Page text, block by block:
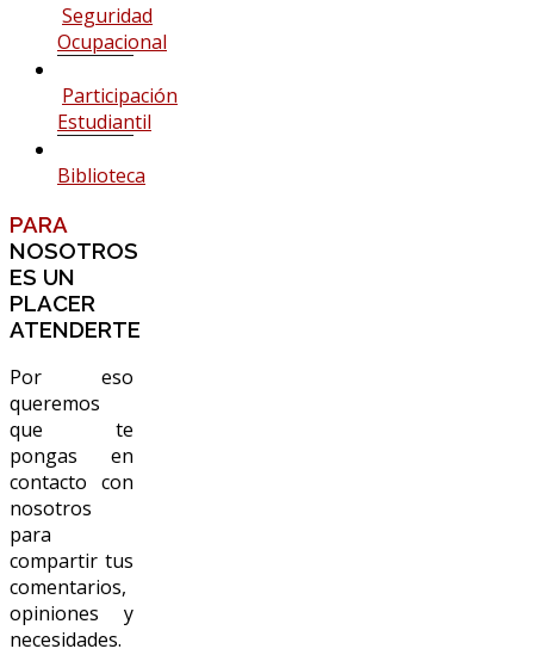
Seguridad
Ocupacional
Participación
Estudiantil
Biblioteca
PARA
NOSOTROS
ES UN
PLACER
ATENDERTE
Por eso
queremos
que te
pongas en
contacto con
nosotros
para
compartir tus
comentarios,
opiniones y
necesidades.